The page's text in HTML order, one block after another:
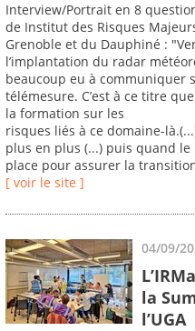
Interview/Portrait en 8
de Institut des Risques
Grenoble et du Dauphiné :
l’implantation du radar
beaucoup eu à communiquer
télémesure. C’est à ce titre
la formation sur les
risques liés à ce domaine-
plus en plus (...) puis quand
place pour assurer la
[ voir le site ]
04/09/
la
l’UGA